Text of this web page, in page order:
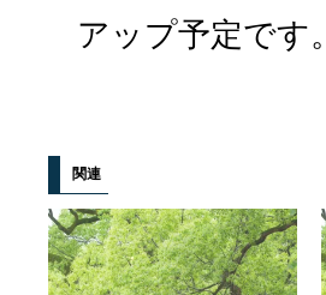
アップ予定です。
関連